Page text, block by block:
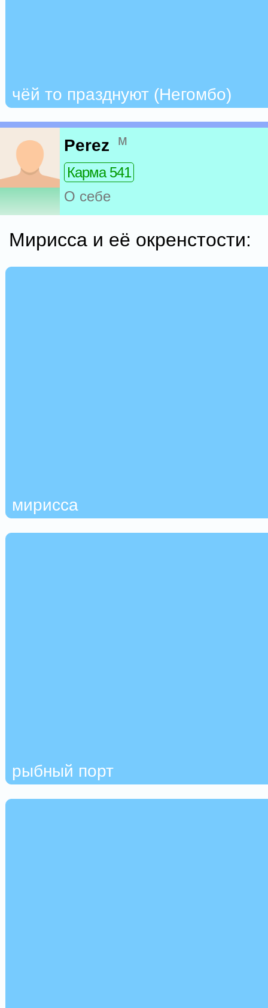
чёй то празднуют (Негомбо)
Perez м
Карма 541
О себе
Мирисса и её окренстости:
мирисса
рыбный порт